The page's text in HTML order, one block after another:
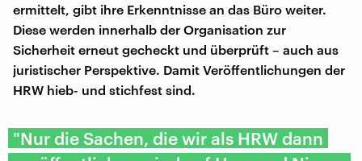
ermittelt, gibt ihre Erkenntnisse an das Büro weiter.
Diese werden innerhalb der Organisation zur
Sicherheit erneut gecheckt und überprüft – auch aus
juristischer Perspektive. Damit Veröffentlichungen der
HRW hieb- und stichfest sind.
"Nur die Sachen, die wir als HRW dann